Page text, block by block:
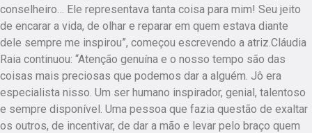
conselheiro… Ele representava tanta coisa para mim! Seu jeito
de encarar a vida, de olhar e reparar em quem estava diante
dele sempre me inspirou”, começou escrevendo a atriz.Cláudia
Raia continuou: “Atenção genuína e o nosso tempo são das
coisas mais preciosas que podemos dar a alguém. Jô era
especialista nisso. Um ser humano inspirador, genial, talentoso
e sempre disponível. Uma pessoa que fazia questão de exaltar
os outros, de incentivar, de dar a mão e levar pelo braço quem